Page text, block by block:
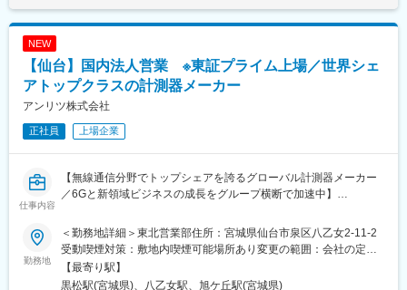
■ポジションの魅力：
・裁量が大きく、営業としてのキャリアアップ、スキルアップが
できる成長環境
・顧客の工場へ足を運び、実際の製品を見ることもできるため、
や提案に携われる
・自動化設備・FA機器・画像センサー・ビジョンカメラなど、製
造業の課題解決に貢献する最先端技術
・顧客の課題解決のための提案力
通じて上下する可能性があります。月給(月額)は固定手当を含めた
表記です。
NEW
【仙台】国内法人営業 ※東証プライム上場／世界シェ
アトップクラスの計測器メーカー
アンリツ株式会社
正社員 上場企業
仕事内容
【無線通信分野でトップシェアを誇るグローバル計測器メーカー
／6Gと新領域ビジネスの成長をグループ横断で加速中】
■業務内容：
食品や製薬工場の生産ラインで使用される品質保証機器(質量検査
や、混入異物を検査する金属検出機・X線検査機)の提案営業を担
当頂きます。
勤務地
＜勤務地詳細＞東北営業部住所：宮城県仙台市泉区八乙女2-11-2
受動喫煙対策：敷地内喫煙可能場所あり変更の範囲：会社の定め
る事業所（リモートワーク含む）
【最寄り駅】
黒松駅(宮城県)、八乙女駅、旭ケ丘駅(宮城県)